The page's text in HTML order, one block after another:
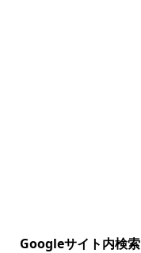
Googleサイト内検索